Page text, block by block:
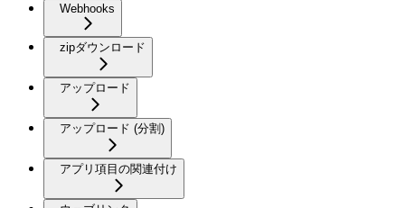
Webhooks
zipダウンロード
アップロード
アップロード (分割)
アプリ項目の関連付け